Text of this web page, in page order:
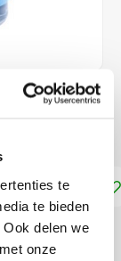
te
te bieden
delen we
onze